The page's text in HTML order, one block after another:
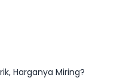
Harganya Miring?